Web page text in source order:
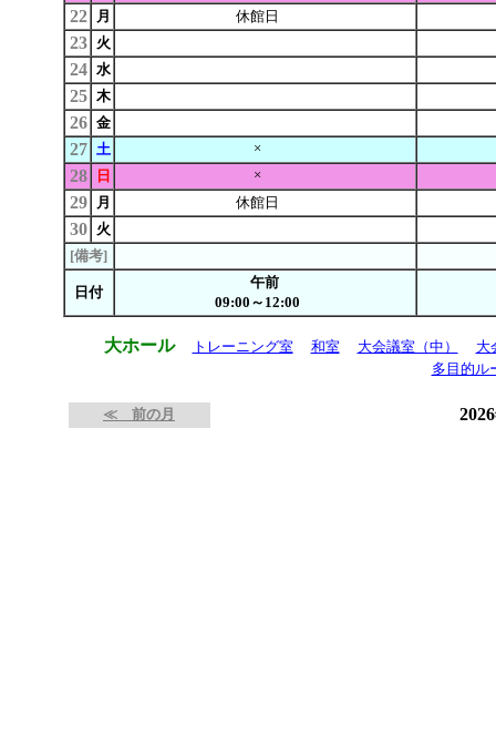
22 月 休館日
23 火
24 水
25 木
26 金
27 土 ×
28 日 ×
29 月 休館日
30
火
[備考]
日付
午前
09:00～12:00
大ホール トレーニング室 和室 大会議室（中）
大
多目的ル
≪ 前の月